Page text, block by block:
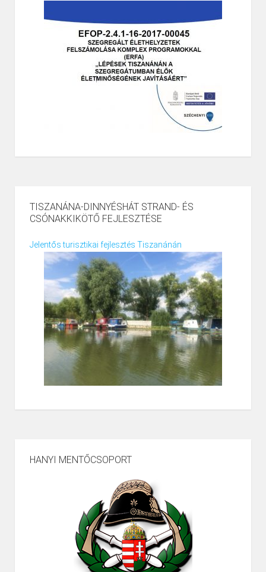
TISZANÁNA-DINNYÉSHÁT STRAND- ÉS
CSÓNAKKIKÖTŐ FEJLESZTÉSE
Jelentős turisztikai fejlesztés Tiszanánán
HANYI MENTŐCSOPORT